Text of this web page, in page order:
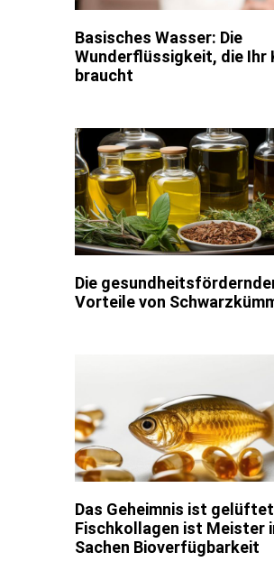
Basisches Wasser: Die
Wunderflüssigkeit, die Ihr
braucht
Die
Vorteile von
Das Geheimnis ist
Fischkollagen ist Meister
Sachen Bioverfügbarkeit